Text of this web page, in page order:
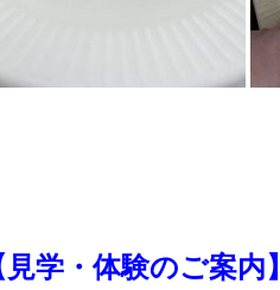
見学・体験のご案内】